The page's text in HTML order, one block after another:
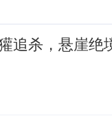
追杀，悬崖绝